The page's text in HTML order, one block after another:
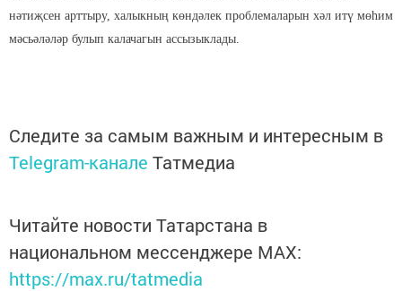
нәтиҗсен арттыру, халыкның көндәлек проблемаларын хәл итү мөһим
мәсьәләләр булып калачагын ассызыклады.
Следите за самым важным и интересным в
Telegram-канале Татмедиа
Читайте новости Татарстана в
национальном мессенджере MАХ:
https://max.ru/tatmedia